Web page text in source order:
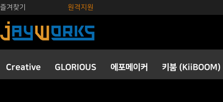
즐겨찾기 원격지원
Creative GLORIOUS 에포메이커 키붐 (KiiBOOM)